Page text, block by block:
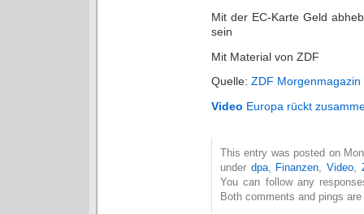
Mit der EC-Karte Geld
sein
Mit Material von ZDF
Quelle: ZDF Morgenmagazin
Video Europa rückt
This entry was posted on
under dpa, Finanzen ,Video
You can follow any
Both comments and pings